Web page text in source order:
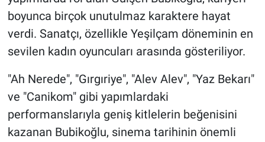
boyunca birçok unutulmaz karaktere hayat
verdi. Sanatçı, özellikle Yeşilçam döneminin en
sevilen kadın oyuncuları arasında gösteriliyor.
"Ah Nerede", "Gırgıriye", "Alev Alev", "Yaz Bekarı"
ve "Canikom" gibi yapımlardaki
performanslarıyla geniş kitlelerin beğenisini
kazanan Bubikoğlu, sinema tarihinin önemli